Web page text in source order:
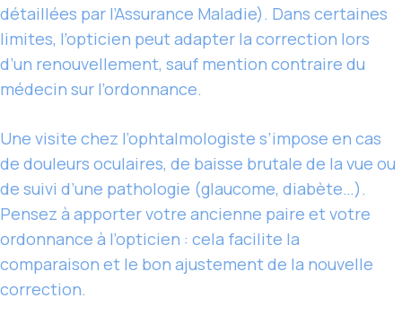
détaillées par l’Assurance Maladie). Dans certaines
limites, l’opticien peut adapter la correction lors
d’un renouvellement, sauf mention contraire du
médecin sur l’ordonnance.
Une visite chez l’ophtalmologiste s’impose en cas
de douleurs oculaires, de baisse brutale de la vue ou
de suivi d’une pathologie (glaucome, diabète…).
Pensez à apporter votre ancienne paire et votre
ordonnance à l’opticien : cela facilite la
comparaison et le bon ajustement de la nouvelle
correction.